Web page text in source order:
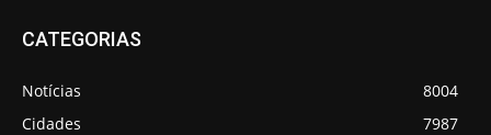
CATEGORIAS
Notícias
8004
Cidades
7987